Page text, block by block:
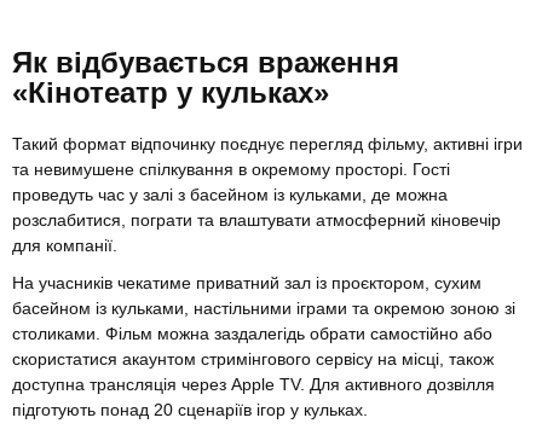
Як відбувається враження
«Кінотеатр у кульках»
Такий формат відпочинку поєднує перегляд фільму, активні ігри
та невимушене спілкування в окремому просторі. Гості
проведуть час у залі з басейном із кульками, де можна
розслабитися, пограти та влаштувати атмосферний кіновечір
для компанії.
На учасників чекатиме приватний зал із проєктором, сухим
басейном із кульками, настільними іграми та окремою зоною зі
столиками. Фільм можна заздалегідь обрати самостійно або
скористатися акаунтом стримінгового сервісу на місці, також
доступна трансляція через Apple TV. Для активного дозвілля
підготують понад 20 сценаріїв ігор у кульках.